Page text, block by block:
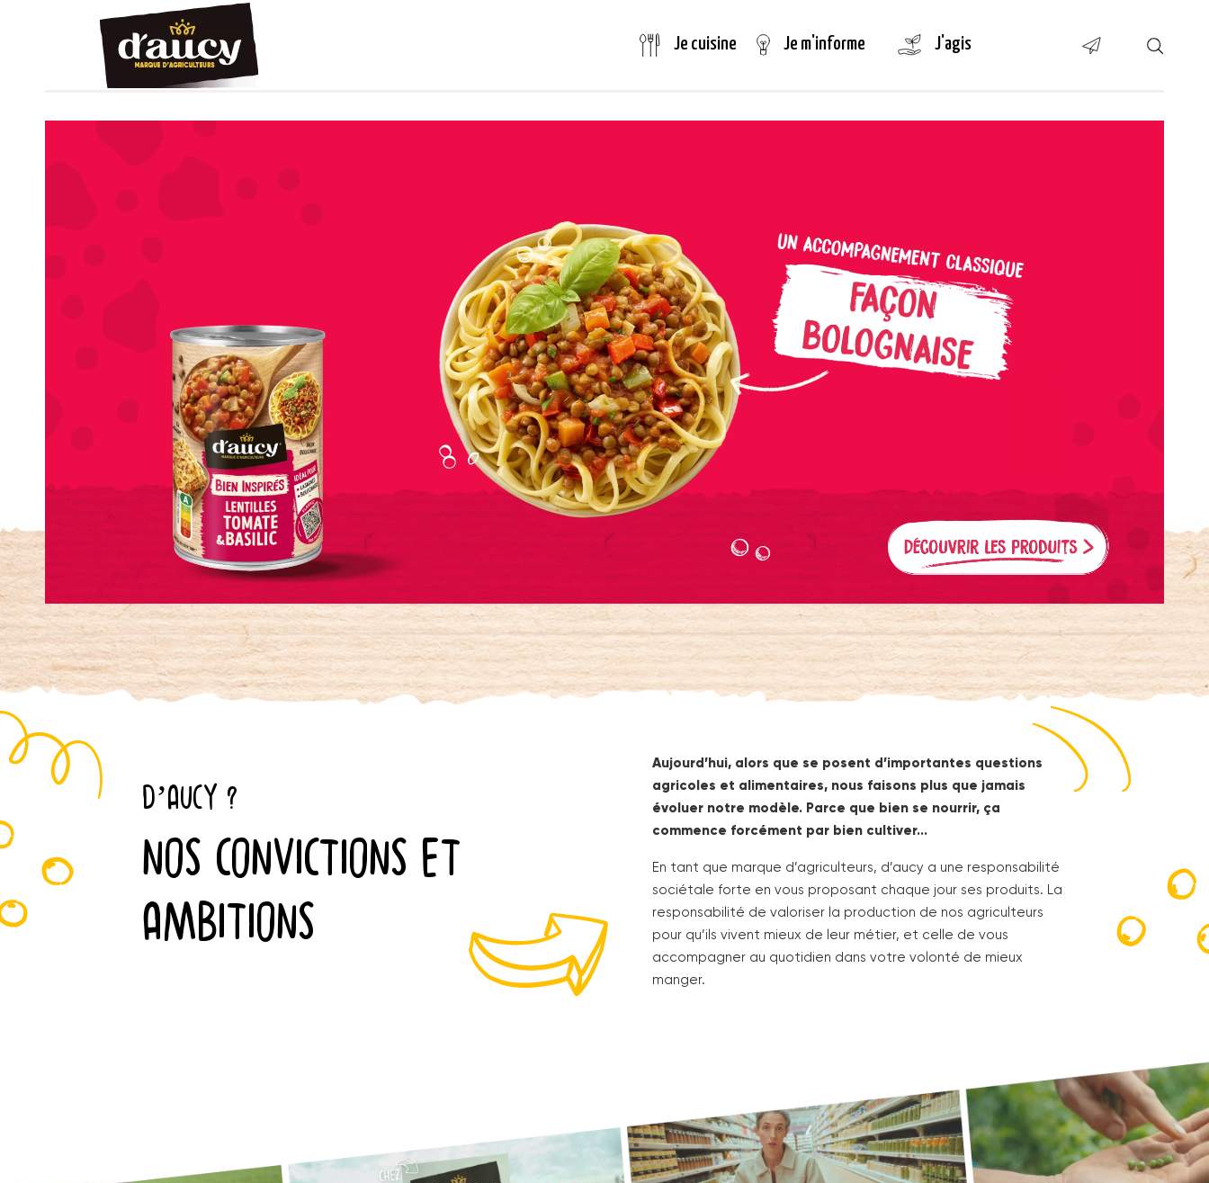
Je cuisine Je m'informe J'agis
D’AUCY ?
NOS CONVICTIONS ET
AMBITIONS
Aujourd’hui, alors que se posent d’importantes questions
agricoles et alimentaires, nous faisons plus que jamais
évoluer notre modèle. Parce que bien se nourrir, ça
commence forcément par bien cultiver…
En tant que marque d’agriculteurs, d’aucy a une responsabilité
sociétale forte en vous proposant chaque jour ses produits. La
responsabilité de valoriser la production de nos agriculteurs
pour qu’ils vivent mieux de leur métier, et celle de vous
accompagner au quotidien dans votre volonté de mieux
manger.